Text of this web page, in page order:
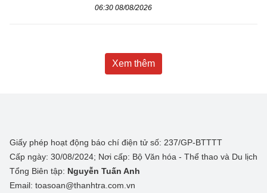
06:30 08/08/2026
Xem thêm
Giấy phép hoạt động báo chí điện tử số: 237/GP-BTTTT
Cấp ngày: 30/08/2024; Nơi cấp: Bộ Văn hóa - Thể thao và Du lịch
Tổng Biên tập: Nguyễn Tuấn Anh
Email: toasoan@thanhtra.com.vn